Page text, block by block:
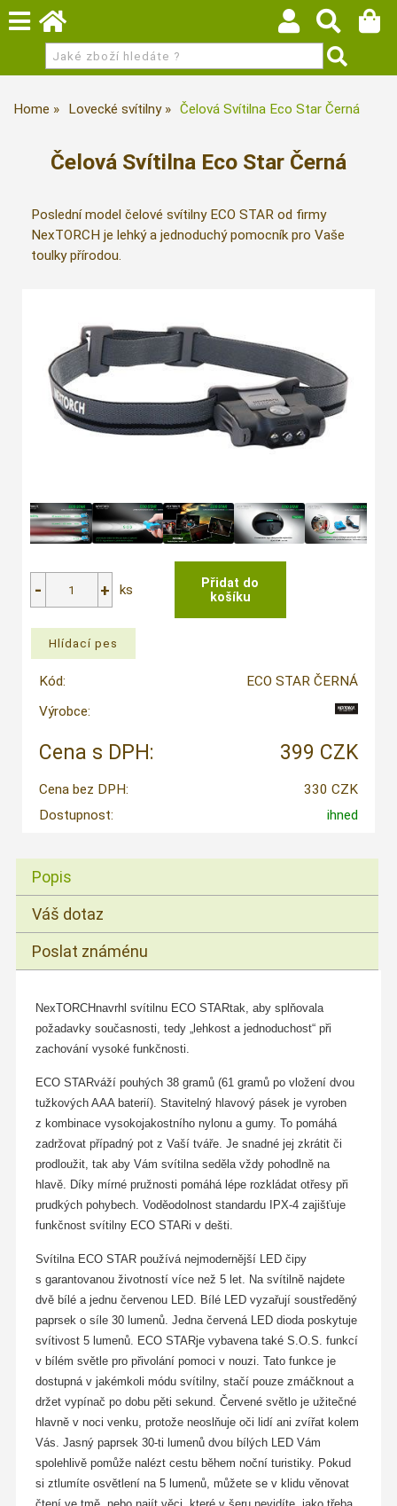
Home Lovecké svítilny Čelová Svítilna Eco Star Černá
Čelová Svítilna Eco Star Černá
Poslední model čelové svítilny ECO STAR od firmy
NexTORCH je lehký a jednoduchý pomocník pro Vaše
toulky přírodou.
ks
Kód:
ECO STAR ČERNÁ
Výrobce:
Cena s DPH: 399 CZK
Cena bez DPH:
330 CZK
Dostupnost:
ihned
Popis
Váš dotaz
Poslat známénu
NexTORCHnavrhl svítilnu ECO STARtak, aby splňovala
požadavky současnosti, tedy „lehkost a jednoduchost“ při
zachování vysoké funkčnosti.
ECO STARváží pouhých 38 gramů (61 gramů po vložení dvou
tužkových AAA baterií). Stavitelný hlavový pásek je vyroben
z kombinace vysokojakostního nylonu a gumy. To pomáhá
zadržovat případný pot z Vaší tváře. Je snadné jej zkrátit či
prodloužit, tak aby Vám svítilna seděla vždy pohodlně na
hlavě. Díky mírné pružnosti pomáhá lépe rozkládat otřesy při
prudkých pohybech. Voděodolnost standardu IPX-4 zajišťuje
funkčnost svítilny ECO STARi v dešti.
Svítilna ECO STAR používá nejmodernější LED čipy
s garantovanou životností více než 5 let. Na svítilně najdete
dvě bílé a jednu červenou LED. Bílé LED vyzařují soustředěný
paprsek o síle 30 lumenů. Jedna červená LED dioda poskytuje
svítivost 5 lumenů. ECO STARje vybavena také S.O.S. funkcí
v bílém světle pro přivolání pomoci v nouzi. Tato funkce je
dostupná v jakémkoli módu svítilny, stačí pouze zmáčknout a
držet vypínač po dobu pěti sekund. Červené světlo je užitečné
hlavně v noci venku, protože neoslňuje oči lidí ani zvířat kolem
Vás. Jasný paprsek 30-ti lumenů dvou bílých LED Vám
spolehlivě pomůže nalézt cestu během noční turistiky. Pokud
si ztlumíte osvětlení na 5 lumenů, můžete se v klidu věnovat